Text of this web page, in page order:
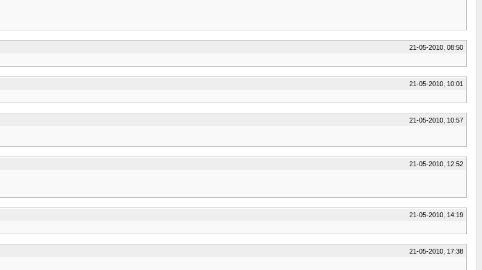
21-05-2010, 08:50
21-05-2010, 10:01
21-05-2010, 10:57
21-05-2010, 12:52
21-05-2010, 14:19
21-05-2010, 17:38